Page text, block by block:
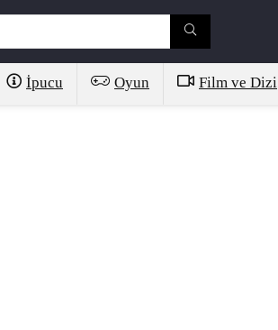
İpucu Oyun Film ve Dizi